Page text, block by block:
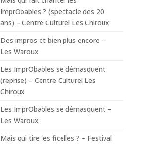
ImprObables ? (spectacle des 20
ans) – Centre Culturel Les Chiroux
Des impros et bien plus encore –
Les Waroux
Les ImprObables se démasquent
(reprise) – Centre Culturel Les
Chiroux
Les ImprObables se démasquent –
Les Waroux
Mais qui tire les ficelles ? – Festival